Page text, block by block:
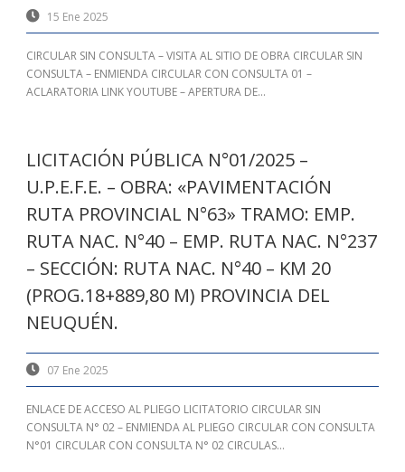
15 Ene 2025
CIRCULAR SIN CONSULTA – VISITA AL SITIO DE OBRA CIRCULAR SIN
CONSULTA – ENMIENDA CIRCULAR CON CONSULTA 01 –
ACLARATORIA LINK YOUTUBE – APERTURA DE...
LICITACIÓN PÚBLICA N°01/2025 –
U.P.E.F.E. – OBRA: «PAVIMENTACIÓN
RUTA PROVINCIAL N°63» TRAMO: EMP.
RUTA NAC. N°40 – EMP. RUTA NAC. N°237
– SECCIÓN: RUTA NAC. N°40 – KM 20
(PROG.18+889,80 M) PROVINCIA DEL
NEUQUÉN.
07 Ene 2025
ENLACE DE ACCESO AL PLIEGO LICITATORIO CIRCULAR SIN
CONSULTA N° 02 – ENMIENDA AL PLIEGO CIRCULAR CON CONSULTA
N°01 CIRCULAR CON CONSULTA N° 02 CIRCULAS...